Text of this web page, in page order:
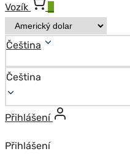
Vozík
Čeština
Čeština
Přihlášení
Přihlášení